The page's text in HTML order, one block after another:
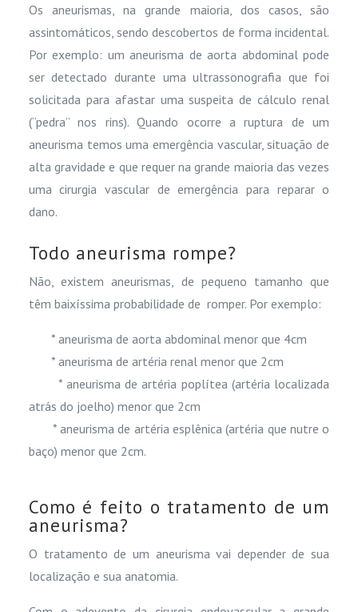
Os aneurismas, na grande maioria, dos casos, são
assintomáticos, sendo descobertos de forma incidental.
Por exemplo: um aneurisma de aorta abdominal pode
ser detectado durante uma ultrassonografia que foi
solicitada para afastar uma suspeita de cálculo renal
(“pedra” nos rins). Quando ocorre a ruptura de um
aneurisma temos uma emergência vascular, situação de
alta gravidade e que requer na grande maioria das vezes
uma cirurgia vascular de emergência para reparar o
dano.
Todo aneurisma rompe?
Não, existem aneurismas, de pequeno tamanho que
têm baixíssima probabilidade de romper. Por exemplo:
* aneurisma de aorta abdominal menor que 4cm
* aneurisma de artéria renal menor que 2cm
* aneurisma de artéria poplítea (artéria localizada
atrás do joelho) menor que 2cm
* aneurisma de artéria esplênica (artéria que nutre o
baço) menor que 2cm.
Como é feito o tratamento de um
aneurisma?
O tratamento de um aneurisma vai depender de sua
localização e sua anatomia.